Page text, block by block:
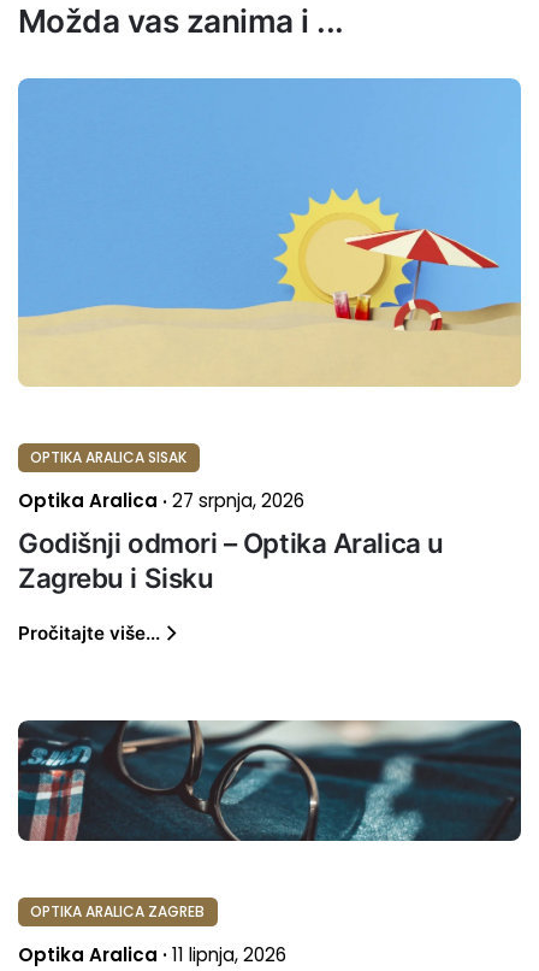
Možda vas zanima i ...
OPTIKA ARALICA SISAK
Optika Aralica 27 srpnja, 2026
Godišnji odmori – Optika Aralica u
Zagrebu i Sisku
Pročitajte više...
OPTIKA ARALICA ZAGREB
Optika Aralica 11 lipnja, 2026